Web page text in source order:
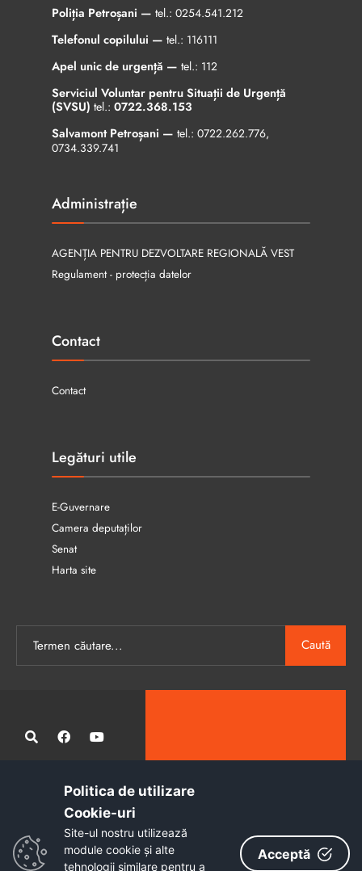
Poliția Petroșani — tel.: 0254.541.212
Telefonul copilului — tel.: 116111
Apel unic de urgență — tel.: 112
Serviciul Voluntar pentru Situații de Urgență
(SVSU) tel.: 0722.368.153
Salvamont Petroșani — tel.: 0722.262.776,
0734.339.741
Administrație
AGENȚIA PENTRU DEZVOLTARE REGIONALĂ VEST
Regulament - protecția datelor
Contact
Contact
Legături utile
E-Guvernare
Camera deputaților
Senat
Harta site
Caută
Administrația publică locală informatizată, calitativă și accesibilă
Copyright © 2026 - Primăria Municipiului Petroșani
Politica de utilizare
Cookie-uri‎
Site-ul nostru utilizează
module cookie și alte
tehnologii similare pentru a
Acceptă